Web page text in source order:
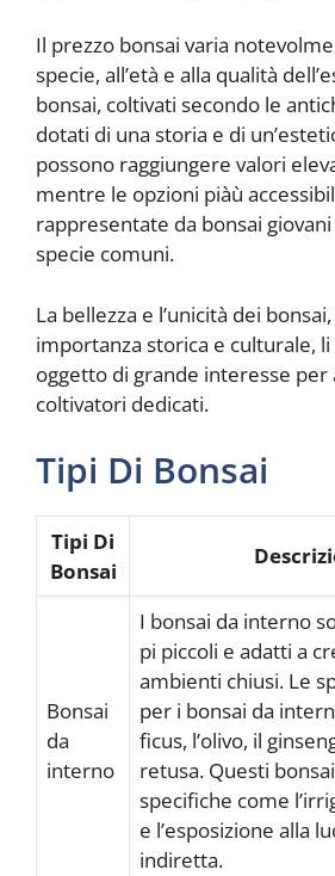
Il prezzo bonsai varia
specie, all’età e alla qualità
bonsai, coltivati secondo le
dotati di una storia e di
possono raggiungere valori
mentre le opzioni piàù
rappresentate da bonsai
specie comuni.
La bellezza e l’unicità dei
importanza storica e culturale,
oggetto di grande interesse per
coltivatori dedicati.
Tipi Di Bonsai
Tipi Di
Bonsai
Bonsai
da
interno
I bonsai da interno
pi piccoli e adatti a
ambienti chiusi. Le
per i bonsai da
ficus, l’olivo, il
retusa. Questi
specifiche come
e l’esposizione alla
indiretta.